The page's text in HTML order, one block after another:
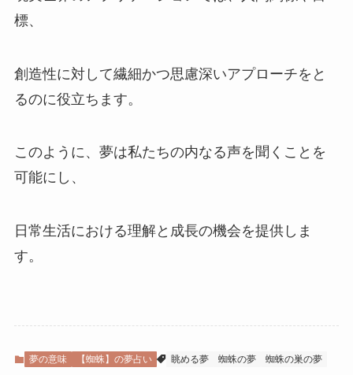
標、
創造性に対して繊細かつ思慮深いアプローチをと
るのに役立ちます。
このように、夢は私たちの内なる声を聞くことを
可能にし、
日常生活における理解と成長の機会を提供しま
す。
夢の意味 【蜘蛛】の夢占い 眺める夢 蜘蛛の夢 蜘蛛の巣の夢